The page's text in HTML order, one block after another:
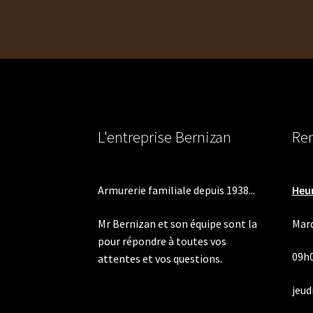
L'entreprise Bernizan
Armurerie familiale depuis 1938...
Mr Bernizan et son équipe sont la
pour répondre à toutes vos
attentes et vos questions.